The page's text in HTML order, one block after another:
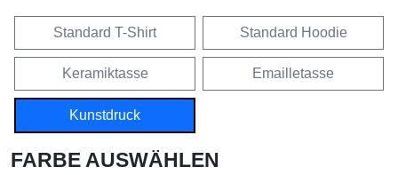
Standard T-Shirt Standard Hoodie
Keramiktasse Emailletasse
Kunstdruck
FARBE AUSWÄHLEN